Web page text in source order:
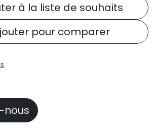
pour comparer
à la liste de souhaits
nous